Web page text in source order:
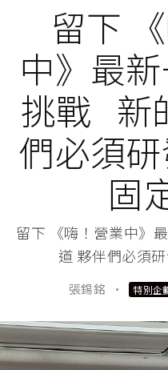
留下
中》最
挑戰 新
們必須
固
留下 《嗨！營業中》
道 夥伴們必須
張錫銘 · 特別企